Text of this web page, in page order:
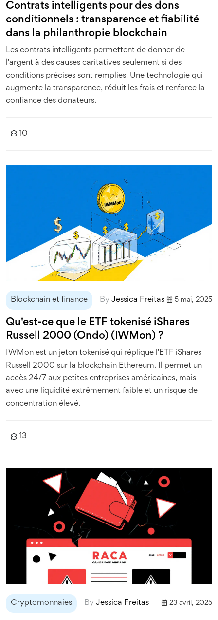
Contrats intelligents pour des dons
conditionnels : transparence et fiabilité
dans la philanthropie blockchain
Les contrats intelligents permettent de donner de
l'argent à des causes caritatives seulement si des
conditions précises sont remplies. Une technologie qui
augmente la transparence, réduit les frais et renforce la
confiance des donateurs.
10
Blockchain et finance By Jessica Freitas 5 mai, 2025
Qu'est-ce que le ETF tokenisé iShares
Russell 2000 (Ondo) (IWMon) ?
IWMon est un jeton tokenisé qui réplique l'ETF iShares
Russell 2000 sur la blockchain Ethereum. Il permet un
accès 24/7 aux petites entreprises américaines, mais
avec une liquidité extrêmement faible et un risque de
concentration élevé.
13
Cryptomonnaies By Jessica Freitas 23 avril, 2025